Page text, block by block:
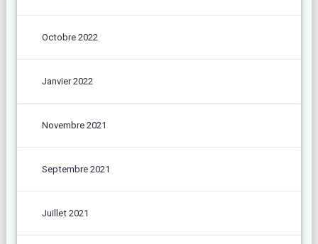
Octobre 2022
Janvier 2022
Novembre 2021
Septembre 2021
Juillet 2021